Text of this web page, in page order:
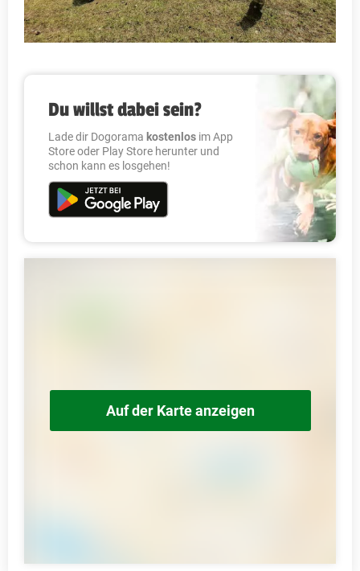
Du willst dabei sein?
Lade dir Dogorama kostenlos im App
Store oder Play Store herunter und
schon kann es losgehen!
Auf der Karte anzeigen